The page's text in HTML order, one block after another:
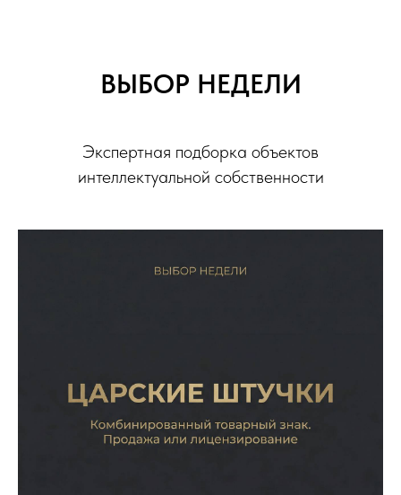
ВЫБОР НЕДЕЛИ
Экспертная подборка объектов
интеллектуальной собственности